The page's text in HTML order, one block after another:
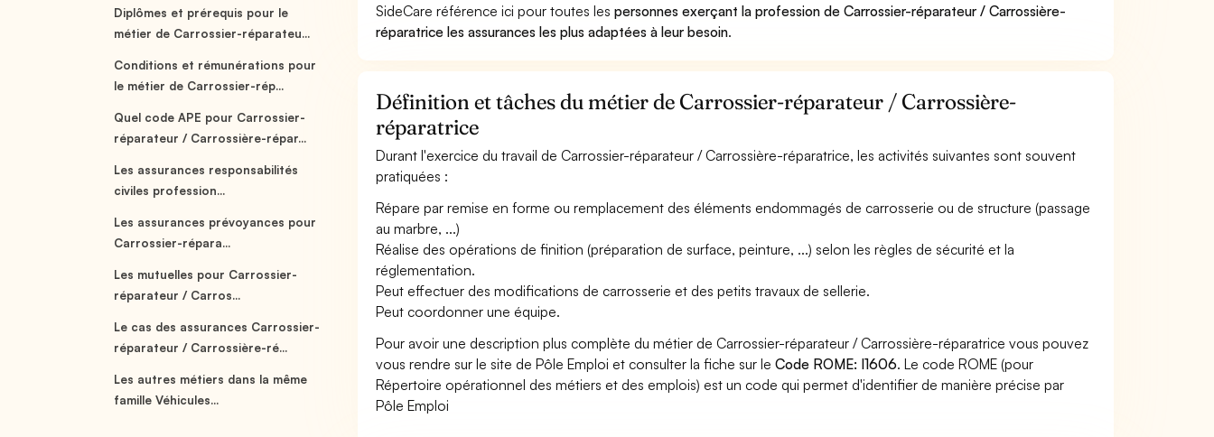
Diplômes et prérequis pour le
métier de Carrossier-réparateu...
Conditions et rémunérations pour
le métier de Carrossier-rép...
Quel code APE pour Carrossier-
réparateur / Carrossière-répar...
Les assurances responsabilités
civiles profession...
Les assurances prévoyances pour
Carrossier-répara...
Les mutuelles pour Carrossier-
réparateur / Carros...
Le cas des assurances Carrossier-
réparateur / Carrossière-ré...
Les autres métiers dans la même
famille Véhicules...
SideCare référence ici pour toutes lespersonnes exerçant la profession de Carrossier-réparateur / Carrossière-
réparatrice les assurances les plus adaptées à leur besoin.
Définition et tâches du métier de Carrossier-réparateur / Carrossière-
réparatrice
Durant l'exercice du travail de Carrossier-réparateur / Carrossière-réparatrice, les activités suivantes sont souvent
pratiquées :
Répare par remise en forme ou remplacement des éléments endommagés de carrosserie ou de structure (passage
au marbre, ...)
Réalise des opérations de finition (préparation de surface, peinture, ...) selon les règles de sécurité et la
réglementation.
Peut effectuer des modifications de carrosserie et des petits travaux de sellerie.
Peut coordonner une équipe.
Pour avoir une description plus complète du métier de Carrossier-réparateur / Carrossière-réparatrice vous pouvez
vous rendre sur le site de Pôle Emploi et consulter la fiche sur leCode ROME: I1606. Le code ROME (pour
Répertoire opérationnel des métiers et des emplois) est un code qui permet d'identifier de manière précise par
Pôle Emploi